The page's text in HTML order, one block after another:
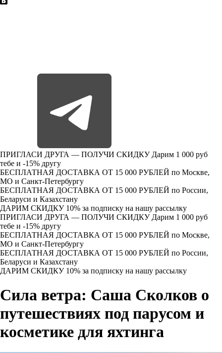
ПРИГЛАСИ ДРУГА — ПОЛУЧИ СКИДКУ Дарим 1 000 руб
тебе и -15% другу
БЕСПЛАТНАЯ ДОСТАВКА ОТ 15 000 РУБЛЕЙ по Москве,
МО и Санкт-Петербургу
БЕСПЛАТНАЯ ДОСТАВКА ОТ 15 000 РУБЛЕЙ по России,
Беларуси и Казахстану
ДАРИМ СКИДКУ 10% за подписку на нашу рассылку
ПРИГЛАСИ ДРУГА — ПОЛУЧИ СКИДКУ Дарим 1 000 руб
тебе и -15% другу
БЕСПЛАТНАЯ ДОСТАВКА ОТ 15 000 РУБЛЕЙ по Москве,
МО и Санкт-Петербургу
БЕСПЛАТНАЯ ДОСТАВКА ОТ 15 000 РУБЛЕЙ по России,
Беларуси и Казахстану
ДАРИМ СКИДКУ 10% за подписку на нашу рассылку
Сила ветра: Саша Сколков о
путешествиях под парусом и
косметике для яхтинга